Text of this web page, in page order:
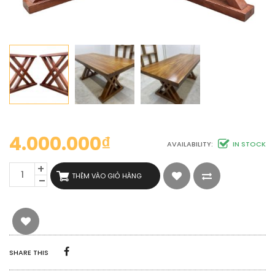
4.000.000₫ AVAILABILITY: IN STOCK
ME
HAI
X
SỐ
THÊM VÀO GIỎ HÀNG
SHARE THIS